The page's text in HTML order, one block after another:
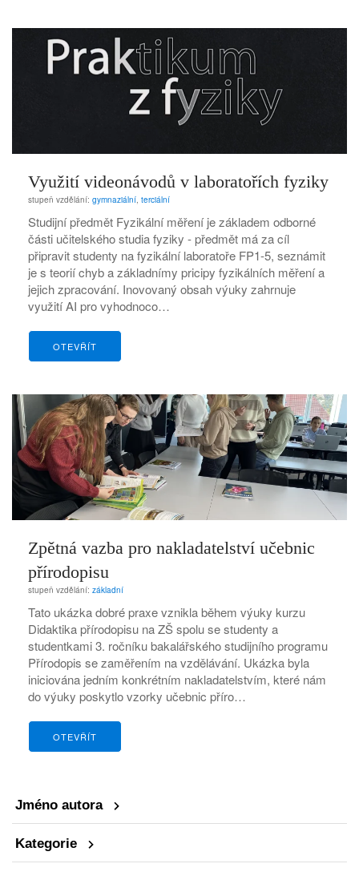
Využití videonávodů v laboratořích fyziky
stupeň vzdělání: gymnaziální terciální
Studijní předmět Fyzikální měření je základem odborné
části učitelského studia fyziky - předmět má za cíl
připravit studenty na fyzikální laboratoře FP1-5, seznámit
je s teorií chyb a základnímy pricipy fyzikálních měření a
jejich zpracování. Inovovaný obsah výuky zahrnuje
využití AI pro vyhodnoco…
OTEVŘÍT
Zpětná vazba pro nakladatelství učebnic
přírodopisu
stupeň vzdělání: základní
Tato ukázka dobré praxe vznikla během výuky kurzu
Didaktika přírodopisu na ZŠ spolu se studenty a
studentkami 3. ročníku bakalářského studijního programu
Přírodopis se zaměřením na vzdělávání. Ukázka byla
iniciována jedním konkrétním nakladatelstvím, které nám
do výuky poskytlo vzorky učebnic příro…
OTEVŘÍT
Jméno autora
Kategorie